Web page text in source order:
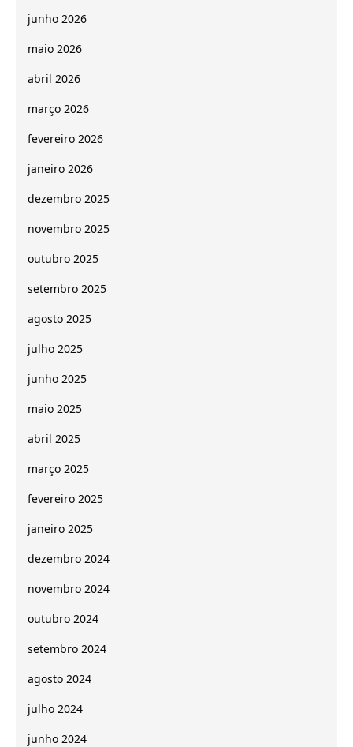
junho 2026
maio 2026
abril 2026
março 2026
fevereiro 2026
janeiro 2026
dezembro 2025
novembro 2025
outubro 2025
setembro 2025
agosto 2025
julho 2025
junho 2025
maio 2025
abril 2025
março 2025
fevereiro 2025
janeiro 2025
dezembro 2024
novembro 2024
outubro 2024
setembro 2024
agosto 2024
julho 2024
junho 2024